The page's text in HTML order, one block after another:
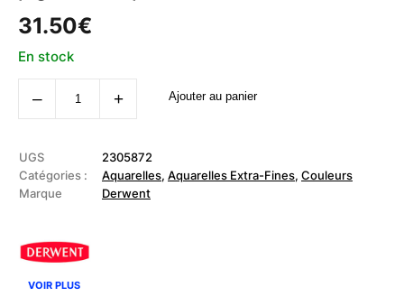
31.50€
En stock
‒
quantité
de
de
fusain
pigmenté
aquarellable
+ Ajouter au panier
UGS
2305872
Catégories :
Aquarelles, Aquarelles Extra-Fines, Couleurs
Marque
Derwent
VOIR PLUS